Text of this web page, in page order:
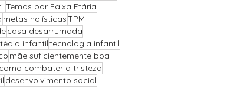
Temas por Faixa Etária
metas holísticasTPM
casa desarrumada
tédio infantiltecnologia infantil
mãe suficientemente boa
como combater a tristeza
desenvolvimento social